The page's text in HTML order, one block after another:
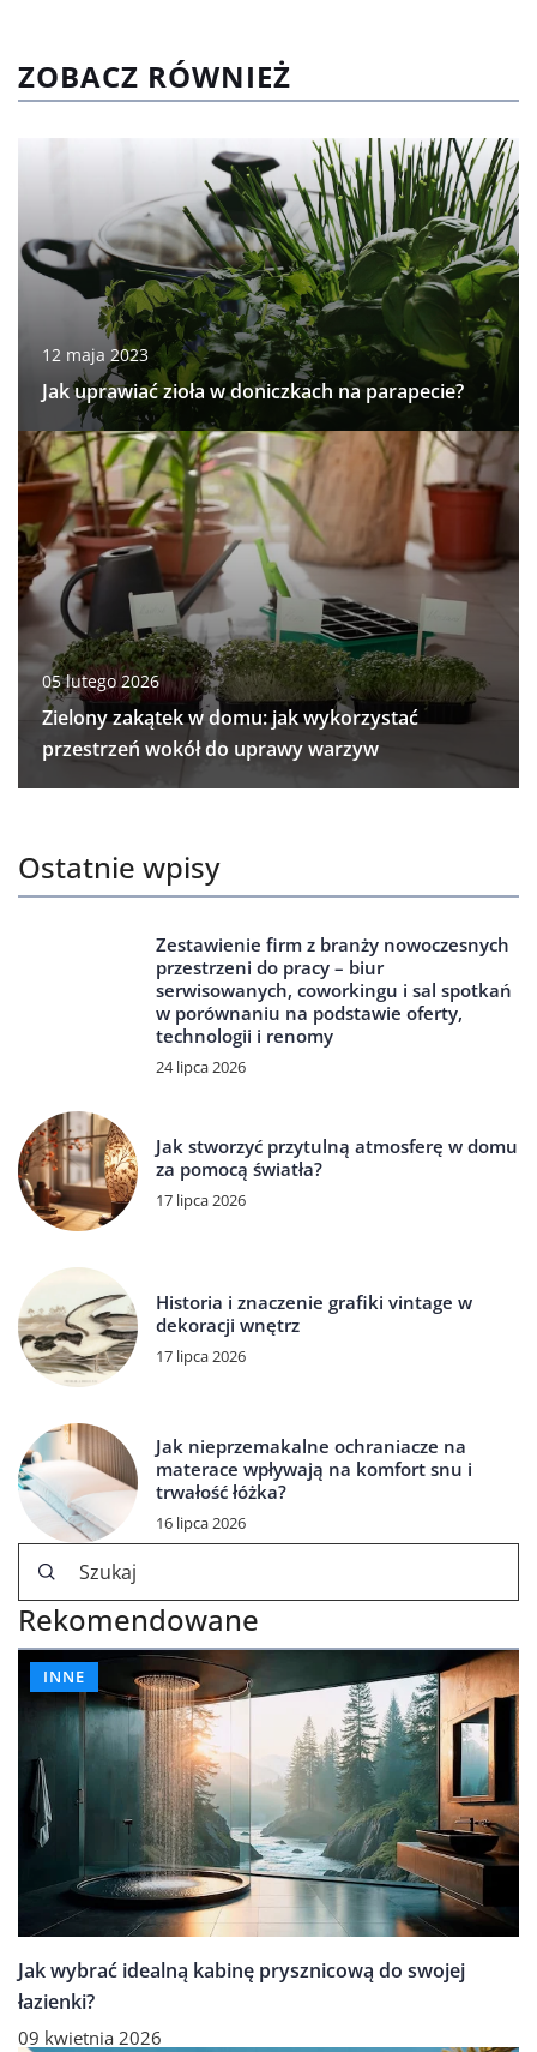
ZOBACZ RÓWNIEŻ
12 maja 2023
Jak uprawiać zioła w doniczkach na parapecie?
05 lutego 2026
Zielony zakątek w domu: jak wykorzystać
przestrzeń wokół do uprawy warzyw
Ostatnie wpisy
Zestawienie firm z branży nowoczesnych
przestrzeni do pracy – biur
serwisowanych, coworkingu i sal spotkań
w porównaniu na podstawie oferty,
technologii i renomy
24 lipca 2026
Jak stworzyć przytulną atmosferę w domu
za pomocą światła?
17 lipca 2026
Historia i znaczenie grafiki vintage w
dekoracji wnętrz
17 lipca 2026
Jak nieprzemakalne ochraniacze na
materace wpływają na komfort snu i
trwałość łóżka?
16 lipca 2026
Rekomendowane
INNE
Jak wybrać idealną kabinę prysznicową do swojej
łazienki?
09 kwietnia 2026